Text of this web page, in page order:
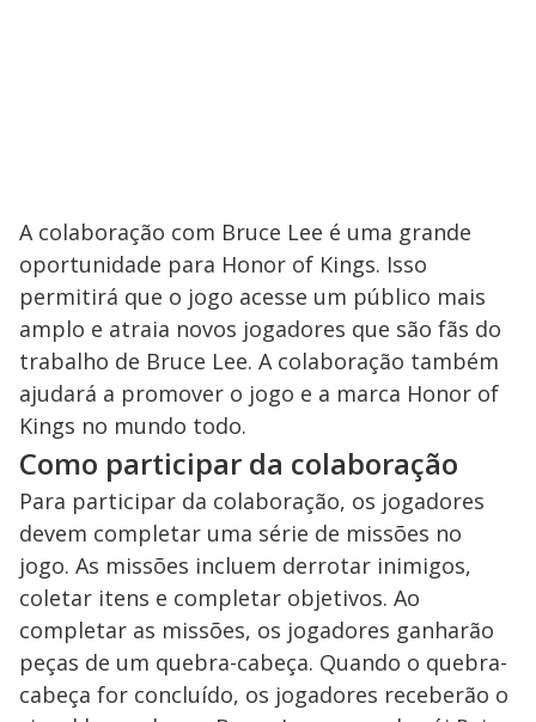
A colaboração com Bruce Lee é uma grande
oportunidade para Honor of Kings. Isso
permitirá que o jogo acesse um público mais
amplo e atraia novos jogadores que são fãs do
trabalho de Bruce Lee. A colaboração também
ajudará a promover o jogo e a marca Honor of
Kings no mundo todo.
Como participar da colaboração
Para participar da colaboração, os jogadores
devem completar uma série de missões no
jogo. As missões incluem derrotar inimigos,
coletar itens e completar objetivos. Ao
completar as missões, os jogadores ganharão
peças de um quebra-cabeça. Quando o quebra-
cabeça for concluído, os jogadores receberão o